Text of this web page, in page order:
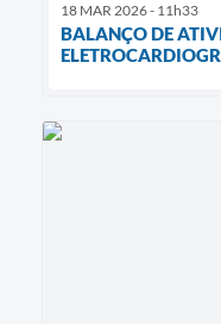
18 MAR 2026 - 11h33
BALANÇO DE